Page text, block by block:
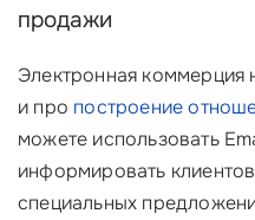
продажи
Электронная коммерция
и про построение
можете использовать
информировать
специальных